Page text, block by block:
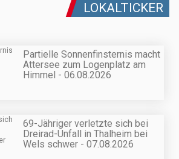
LOKALTICKER
Partielle Sonnenfinsternis macht
Attersee zum Logenplatz am
Himmel - 06.08.2026
69-Jähriger verletzte sich bei
Dreirad-Unfall in Thalheim bei
Wels schwer - 07.08.2026